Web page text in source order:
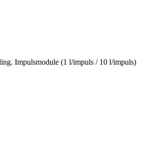
Impulsmodule (1 l/impuls / 10 l/impuls)